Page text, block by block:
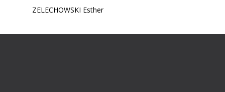
ZELECHOWSKI Esther